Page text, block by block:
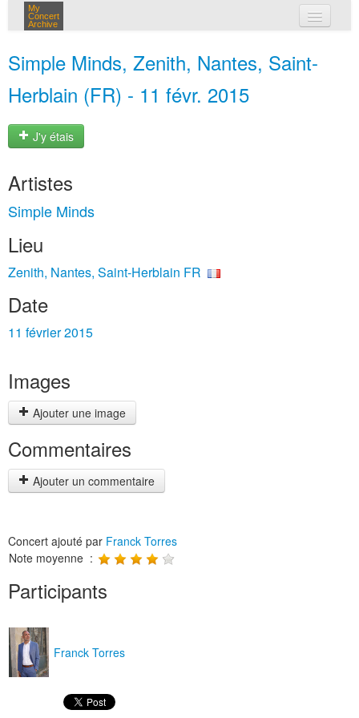
My
Concert
Archive
Simple Minds, Zenith, Nantes, Saint-
Herblain (FR) - 11 févr. 2015
J'y étais
Artistes
Simple Minds
Lieu
Zenith, Nantes, Saint-Herblain FR
Date
11 février 2015
Images
Ajouter une image
Commentaires
Ajouter un commentaire
Concert ajouté par Franck Torres
Note moyenne :
Participants
Franck Torres